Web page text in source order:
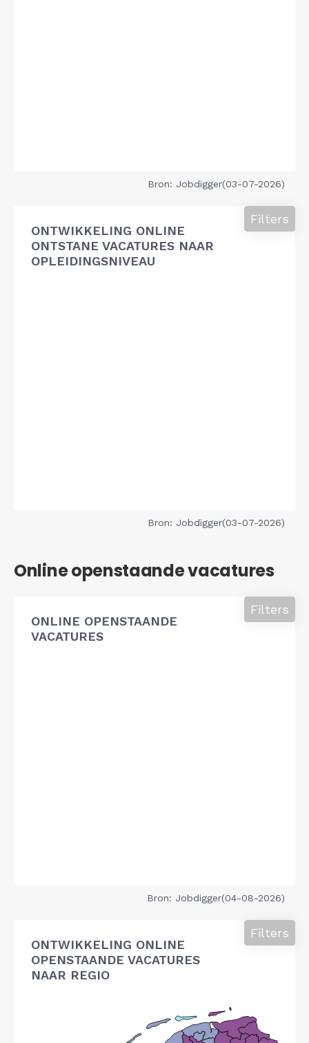
Bron: Jobdigger(03-07-2026)
ONTWIKKELING ONLINE
ONTSTANE VACATURES NAAR
OPLEIDINGSNIVEAU
Filters
Bron: Jobdigger(03-07-2026)
Online openstaande vacatures
ONLINE OPENSTAANDE
VACATURES
Filters
Bron: Jobdigger(04-08-2026)
ONTWIKKELING ONLINE
OPENSTAANDE VACATURES
NAAR REGIO
Filters